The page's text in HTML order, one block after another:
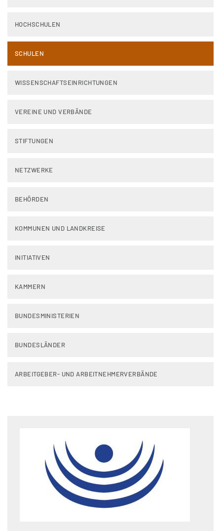
HOCHSCHULEN
SCHULEN
WISSENSCHAFTSEINRICHTUNGEN
VEREINE UND VERBÄNDE
STIFTUNGEN
NETZWERKE
BEHÖRDEN
KOMMUNEN UND LANDKREISE
INITIATIVEN
KAMMERN
BUNDESMINISTERIEN
BUNDESLÄNDER
ARBEITGEBER- UND ARBEITNEHMERVERBÄNDE